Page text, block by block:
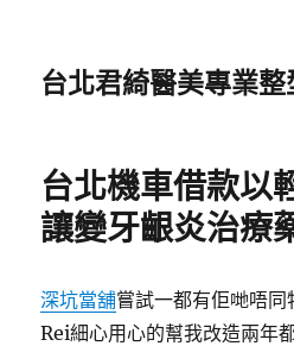
台北君綺醫美專業整
台北機車借款以
讓變牙齦炎治療
深坑當舖嘗試一都有佢哋唔同
Rei細心用心的幫我改造兩年